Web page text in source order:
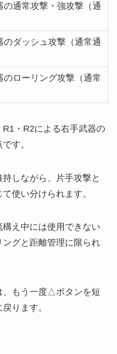
の通常攻撃・強攻撃（通
のダッシュ攻撃（通常通
のローリング攻撃（通常
・R2による右手武器の
す。
しながら、片手攻撃と
使い分けられます。
え中には使用できない
グと距離管理に限られ
、もう一度△ボタンを短
ります。